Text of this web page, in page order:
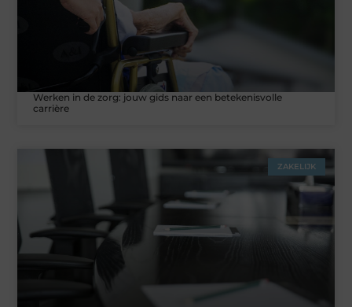
Werken in de zorg: jouw gids naar een betekenisvolle
carrière
ZAKELIJK